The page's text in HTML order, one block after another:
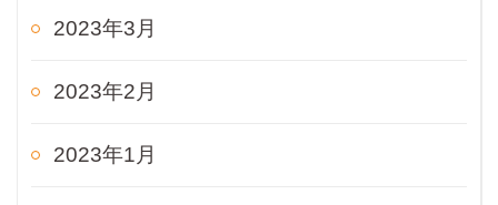
2023年3月
2023年2月
2023年1月